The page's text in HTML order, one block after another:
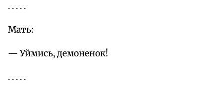
. . . . .
Мать:
— Уймись, демоненок!
. . . . .